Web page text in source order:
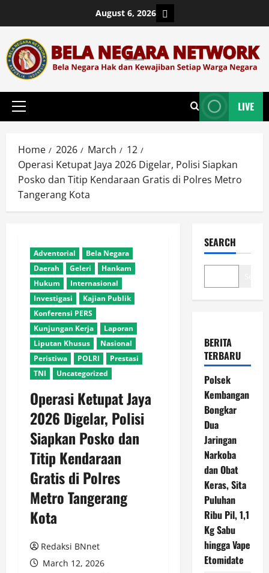
content
August 6, 2026 Login
Primary
LIVE
Home 2026 March
12
Operasi Ketupat Jaya 2026 Digelar, Polisi Siapkan
Posko dan Titip Kendaraan Gratis di Polres Metro
Tangerang Kota
Adventorial
Bela Negara
Daerah
Geleri
Hankam
Hukum
Internasional
Investigasi
Kajian Publik
Konferensi PERS
Kunjungan Kerja
Laporan
Liputan Khusus
Nasional
Peristiwa
POLRI
Prestasi
TNI
Uncategorized
Operasi Ketupat Jaya
2026 Digelar, Polisi
Siapkan Posko dan
Titip Kendaraan
Gratis di Polres
Metro Tangerang
Kota
Redaksi BNnet
March 12, 2026
SEARCH
BERITA
TERBARU
Polsek
Kembangan
Bongkar
Dua
Jaringan
Narkoba
dan Obat
Keras, Sita
Puluhan
Ribu Pil, 1,1
Kg Sabu
hingga Vape
Etomidate